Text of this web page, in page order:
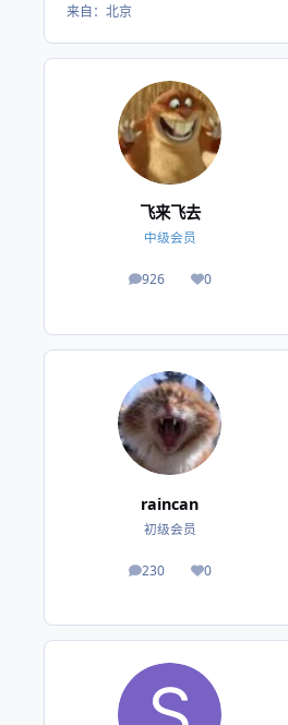
来自： 北京
飞来飞去
中级会员
926
帖子 0
荣誉积分
raincan
初级会员
230
帖子 0
荣誉积分